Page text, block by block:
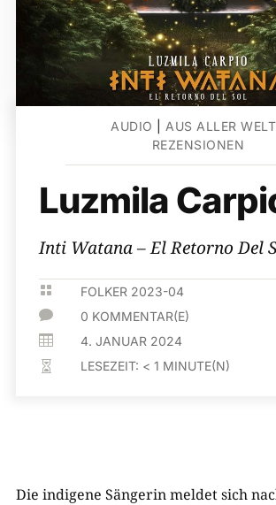
AUDIO AUS ALLER WELT
REZENSIONEN
Luzmila
Inti Watana – El Retorno Del
 FOLKER 2023-04
 0 KOMMENTAR(E)
 4. JANUAR 2024
 LESEZEIT: < 1 MINUTE(N)
Die indigene Sängerin meldet sich